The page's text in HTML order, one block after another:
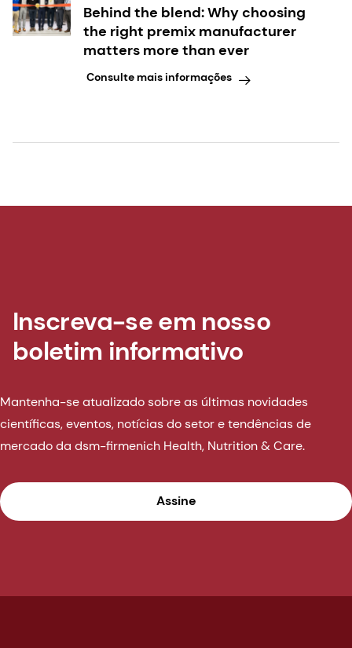
Behind the blend: Why choosing
the right premix manufacturer
matters more than ever
Consulte mais informações
Inscreva-se em nosso
boletim informativo
Mantenha-se atualizado sobre as últimas novidades
científicas, eventos, notícias do setor e tendências de
mercado da dsm-firmenich Health, Nutrition & Care.
Assine